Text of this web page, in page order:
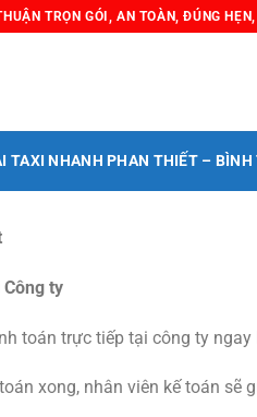
TRỌN GÓI, AN TOÀN, ĐÚNG
TAXI NHANH PHAN THIẾT – BÌNH
ty
toán trực tiếp tại công ty
xong, nhân viên kế toán